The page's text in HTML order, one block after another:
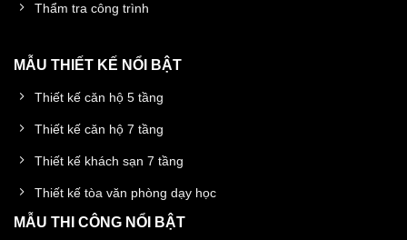
Thẩm tra công trình
MẪU THIẾT KẾ NỔI BẬT
Thiết kế căn hộ 5 tầng
Thiết kế căn hộ 7 tầng
Thiết kế khách sạn 7 tầng
Thiết kế tòa văn phòng dạy học
MẪU THI CÔNG NỔI BẬT